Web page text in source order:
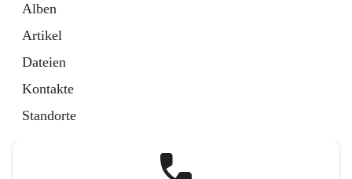
Alben
Artikel
Dateien
Kontakte
Standorte